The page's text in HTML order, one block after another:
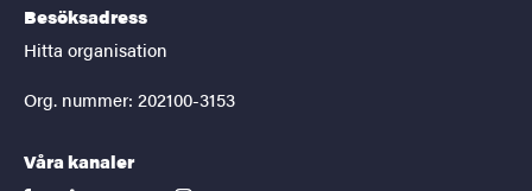
Besöksadress
Hitta organisation
Org. nummer: 202100-3153
Våra kanaler